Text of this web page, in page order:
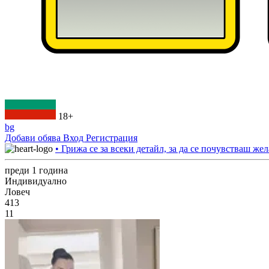
18+
bg
Добави обява Вход Регистрация
• Грижа се за всеки детайл, за да се почувстваш
преди 1 година
Индивидуално
Ловеч
413
11